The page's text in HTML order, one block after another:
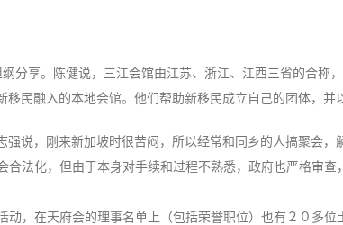
分享。陈健说，三江会馆由江苏、浙江、江西三省的合称
民融入的本地会馆。他们帮助新移民成立自己的团体，并
说，刚来新加坡时很苦闷，所以经常和同乡的人搞聚会
法化，但由于本身对手续和过程不熟悉，政府也严格审
，在天府会的理事名单上（包括荣誉职位）也有２０多